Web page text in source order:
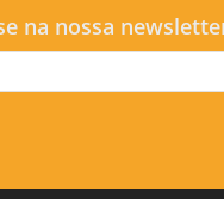
na nossa